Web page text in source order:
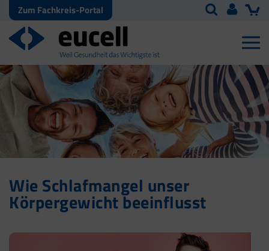
Zum Fachkreis-Portal
Wie Schlafmangel unser
Körpergewicht beeinflusst